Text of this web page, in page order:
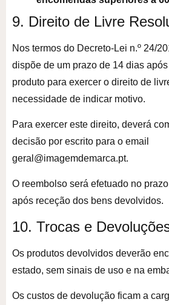
9. Direito de Livre
Nos termos do Decreto-Lei n.º 24/
dispõe de um prazo de 14 dias
produto para exercer o direito de
necessidade de indicar motivo.
Para exercer este direito, deverá
decisão por escrito para o email
geral@imagemdemarca.pt.
O reembolso será efetuado no
após receção dos bens devolvidos.
10. Trocas e
Os produtos devolvidos deverão
estado, sem sinais de uso e na
Os custos de devolução ficam a